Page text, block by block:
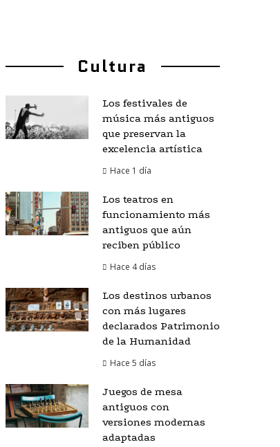
Cultura
Los festivales de
música más antiguos
que preservan la
excelencia artística
Hace 1 día
Los teatros en
funcionamiento más
antiguos que aún
reciben público
Hace 4 días
Los destinos urbanos
con más lugares
declarados Patrimonio
de la Humanidad
Hace 5 días
Juegos de mesa
antiguos con
versiones modernas
adaptadas